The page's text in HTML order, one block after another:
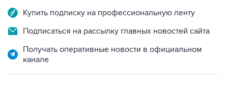
Купить подписку на профессиональную ленту
Подписаться на рассылку главных новостей сайта
Получать оперативные новости в официальном
канале